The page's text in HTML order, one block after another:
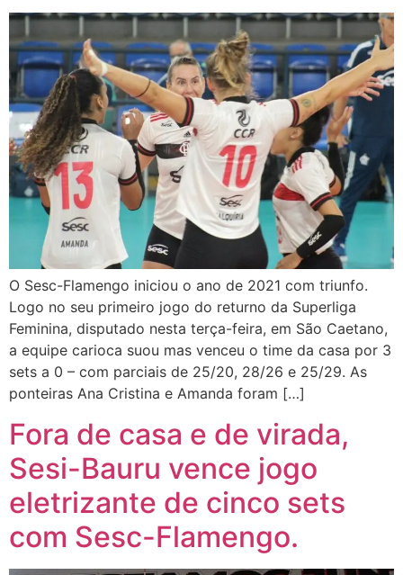
O Sesc-Flamengo iniciou o ano de 2021 com triunfo.
Logo no seu primeiro jogo do returno da Superliga
Feminina, disputado nesta terça-feira, em São Caetano,
a equipe carioca suou mas venceu o time da casa por 3
sets a 0 – com parciais de 25/20, 28/26 e 25/29. As
ponteiras Ana Cristina e Amanda foram […]
Fora de casa e de virada,
Sesi-Bauru vence jogo
eletrizante de cinco sets
com Sesc-Flamengo.